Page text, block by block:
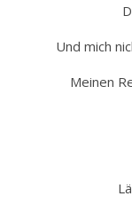
Und mich
Meinen